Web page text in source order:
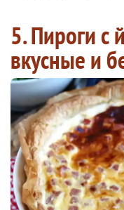
5. Пироги с
вкусные и